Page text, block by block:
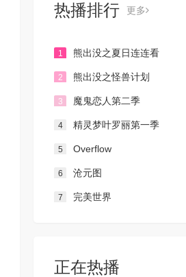
热播排行 更多
1 熊出没之夏日连连看
2 熊出没之怪兽计划
3 魔鬼恋人第二季
4 精灵梦叶罗丽第一季
5 Overflow
6 沧元图
7 完美世界
正在热播